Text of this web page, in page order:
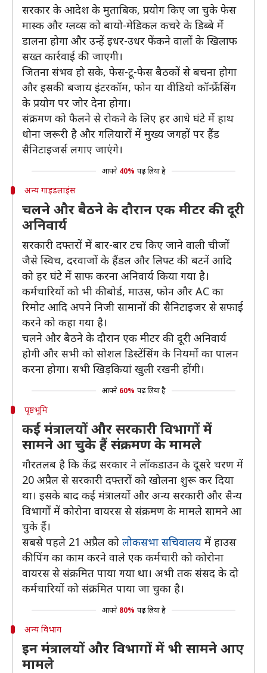
सरकार के आदेश के मुताबिक, प्रयोग किए जा चुके फेस
मास्क और ग्लव्स को बायो-मेडिकल कचरे के डिब्बे में
डालना होगा और उन्हें इधर-उधर फेंकने वालों के खिलाफ
सख्त कार्रवाई की जाएगी।
जितना संभव हो सके, फेस-टू-फेस बैठकों से बचना होगा
और इसकी बजाय इंटरकॉम, फोन या वीडियो कॉन्फ्रेंसिंग
के प्रयोग पर जोर देना होगा।
संक्रमण को फैलने से रोकने के लिए हर आधे घंटे में हाथ
धोना जरूरी है और गलियारों में मुख्य जगहों पर हैंड
सैनिटाइजर्स लगाए जाएंगे।
आपने 40% पढ़ लिया है
अन्य गाइडलाइंस
चलने और बैठने के दौरान एक मीटर की दूरी
अनिवार्य
सरकारी दफ्तरों में बार-बार टच किए जाने वाली चीजों
जैसे स्विच, दरवाजों के हैंडल और लिफ्ट की बटनें आदि
को हर घंटे में साफ करना अनिवार्य किया गया है।
कर्मचारियों को भी कीबोर्ड, माउस, फोन और AC का
रिमोट आदि अपने निजी सामानों की सैनिटाइजर से सफाई
करने को कहा गया है।
चलने और बैठने के दौरान एक मीटर की दूरी अनिवार्य
होगी और सभी को सोशल डिस्टेंसिंग के नियमों का पालन
करना होगा। सभी खिड़कियां खुली रखनी होंगी।
आपने 60% पढ़ लिया है
पृष्ठभूमि
कई मंत्रालयों और सरकारी विभागों में
सामने आ चुके हैं संक्रमण के मामले
गौरतलब है कि केंद्र सरकार ने लॉकडाउन के दूसरे चरण में
20 अप्रैल से सरकारी दफ्तरों को खोलना शुरू कर दिया
था। इसके बाद कई मंत्रालयों और अन्य सरकारी और सैन्य
विभागों में कोरोना वायरस से संक्रमण के मामले सामने आ
चुके हैं।
सबसे पहले 21 अप्रैल को लोकसभा सचिवालय में हाउस
कीपिंग का काम करने वाले एक कर्मचारी को कोरोना
वायरस से संक्रमित पाया गया था। अभी तक संसद के दो
कर्मचारियों को संक्रमित पाया जा चुका है।
आपने 80% पढ़ लिया है
अन्य विभाग
इन मंत्रालयों और विभागों में भी सामने आए
मामले